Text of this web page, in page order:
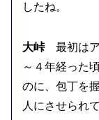
したね。
大峠最初はア
～４年経った
のに、包丁を
人にさせられ